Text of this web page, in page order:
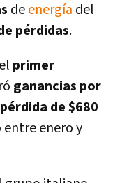
deenergí­a del
pérdidas.
primer
ganancias por
pérdida de $680
entre enero y